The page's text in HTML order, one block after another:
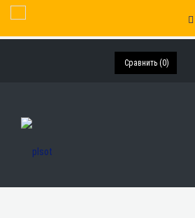
Сравнить (0)
Toggle Navigation